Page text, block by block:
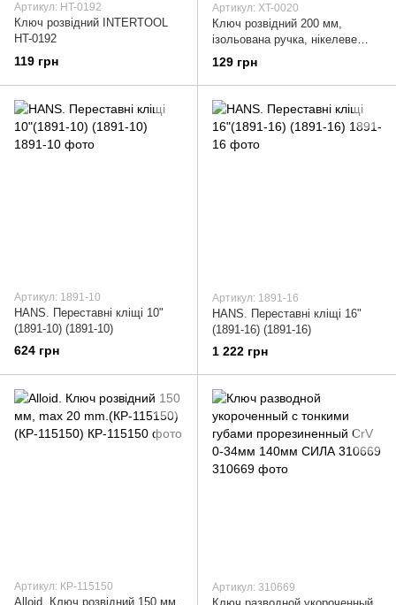
Артикул: HT-0192
Ключ розвідний INTERTOOL
HT-0192
119 грн
Артикул: XT-0020
Ключ розвідний 200 мм,
ізольована ручка, нікелеве
покриття INTERTOOL XT-0020
129 грн
Артикул: 1891-10
HANS. Переставні кліщі 10"
(1891-10) (1891-10)
624 грн
Артикул: 1891-16
HANS. Переставні кліщі 16"
(1891-16) (1891-16)
1 222 грн
Артикул: КР-115150
Alloid. Ключ розвідний 150 мм,
Артикул: 310669